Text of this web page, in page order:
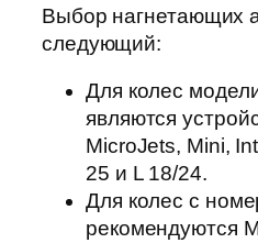
Выбор нагнетающих
следующий:
Для колес
являются
MicroJets, Mini,
25 и L 18/24.
Для колес с
рекомендуются